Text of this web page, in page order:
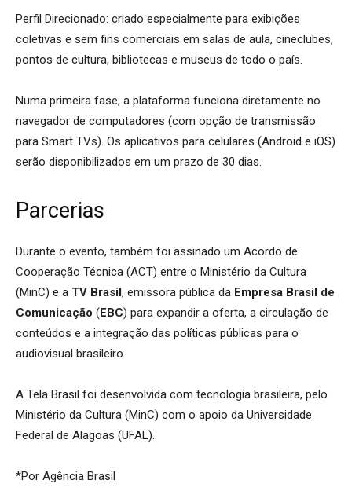
Perfil Direcionado: criado especialmente para exibições
coletivas e sem fins comerciais em salas de aula, cineclubes,
pontos de cultura, bibliotecas e museus de todo o país.
Numa primeira fase, a plataforma funciona diretamente no
navegador de computadores (com opção de transmissão
para Smart TVs). Os aplicativos para celulares (Android e iOS)
serão disponibilizados em um prazo de 30 dias.
Parcerias
Durante o evento, também foi assinado um Acordo de
Cooperação Técnica (ACT) entre o Ministério da Cultura
(MinC) e a TV Brasil, emissora pública da Empresa Brasil de
Comunicação (EBC) para expandir a oferta, a circulação de
conteúdos e a integração das políticas públicas para o
audiovisual brasileiro.
A Tela Brasil foi desenvolvida com tecnologia brasileira, pelo
Ministério da Cultura (MinC) com o apoio da Universidade
Federal de Alagoas (UFAL).
*Por Agência Brasil